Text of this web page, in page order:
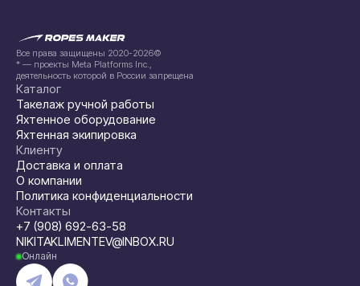
Все права защищены 2020-2026©
* — проекты Meta Platforms Inc.,
деятельность которой в России запрещена
Каталог
Такелаж ручной работы
Яхтенное оборудование
Яхтенная экипировка
Клиенту
Доставка и оплата
О компании
Политика конфиденциальности
Контакты
+7 (908) 692-63-58
NIKITAKLIMENTEV@INBOX.RU
Онлайн